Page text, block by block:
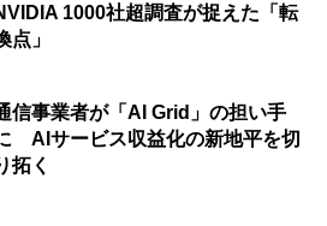
1000社超調査が捉えた「転
点」
信事業者が「AI Grid」の担い手
AIサービス収益化の新地平を切
拓く